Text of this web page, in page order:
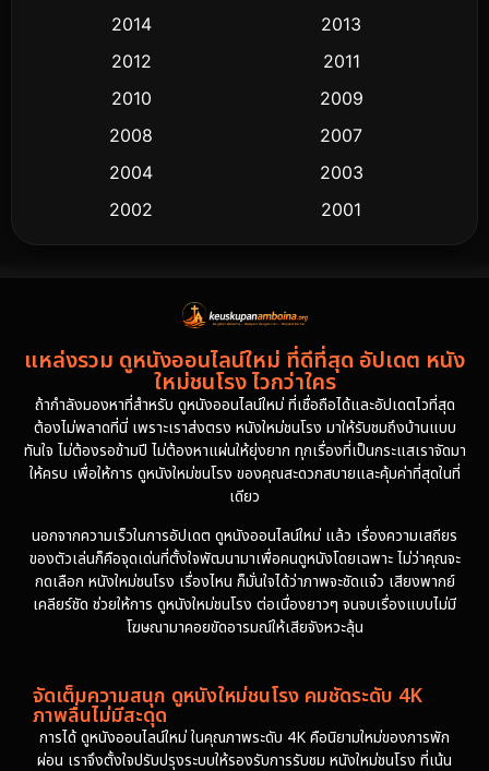
2014
2013
2012
2011
2010
2009
2008
2007
2004
2003
2002
2001
2000
1997
1986
1985
1981
1978
1974
แหล่งรวม ดูหนังออนไลน์ใหม่ ที่ดีที่สุด อัปเดต หนัง
ใหม่ชนโรง ไวกว่าใคร
ถ้ากำลังมองหาที่สำหรับ ดูหนังออนไลน์ใหม่ ที่เชื่อถือได้และอัปเดตไวที่สุด
ต้องไม่พลาดที่นี่ เพราะเราส่งตรง หนังใหม่ชนโรง มาให้รับชมถึงบ้านแบบ
ทันใจ ไม่ต้องรอข้ามปี ไม่ต้องหาแผ่นให้ยุ่งยาก ทุกเรื่องที่เป็นกระแสเราจัดมา
ให้ครบ เพื่อให้การ ดูหนังใหม่ชนโรง ของคุณสะดวกสบายและคุ้มค่าที่สุดในที่
เดียว
นอกจากความเร็วในการอัปเดต ดูหนังออนไลน์ใหม่ แล้ว เรื่องความเสถียร
ของตัวเล่นก็คือจุดเด่นที่ตั้งใจพัฒนามาเพื่อคนดูหนังโดยเฉพาะ ไม่ว่าคุณจะ
กดเลือก หนังใหม่ชนโรง เรื่องไหน ก็มั่นใจได้ว่าภาพจะชัดแจ๋ว เสียงพากย์
เคลียร์ชัด ช่วยให้การ ดูหนังใหม่ชนโรง ต่อเนื่องยาวๆ จนจบเรื่องแบบไม่มี
โฆษณามาคอยขัดอารมณ์ให้เสียจังหวะลุ้น
จัดเต็มความสนุก ดูหนังใหม่ชนโรง คมชัดระดับ 4K
ภาพลื่นไม่มีสะดุด
การได้ ดูหนังออนไลน์ใหม่ ในคุณภาพระดับ 4K คือนิยามใหม่ของการพัก
ผ่อน เราจึงตั้งใจปรับปรุงระบบให้รองรับการรับชม หนังใหม่ชนโรง ที่เน้น